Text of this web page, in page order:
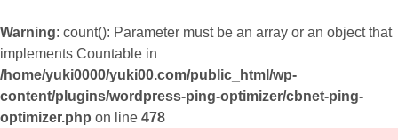
Warning: count(): Parameter must be an array or an object that
implements Countable in
/home/yuki0000/yuki00.com/public_html/wp-
content/plugins/wordpress-ping-optimizer/cbnet-ping-
optimizer.php on line 478